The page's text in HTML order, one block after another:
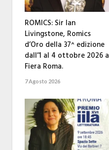
ROMICS: Sir Ian
Livingstone, Romics
d’Oro della 37^ edizione
dall’1 al 4 ottobre 2026 a
Fiera Roma.
7 Agosto 2026